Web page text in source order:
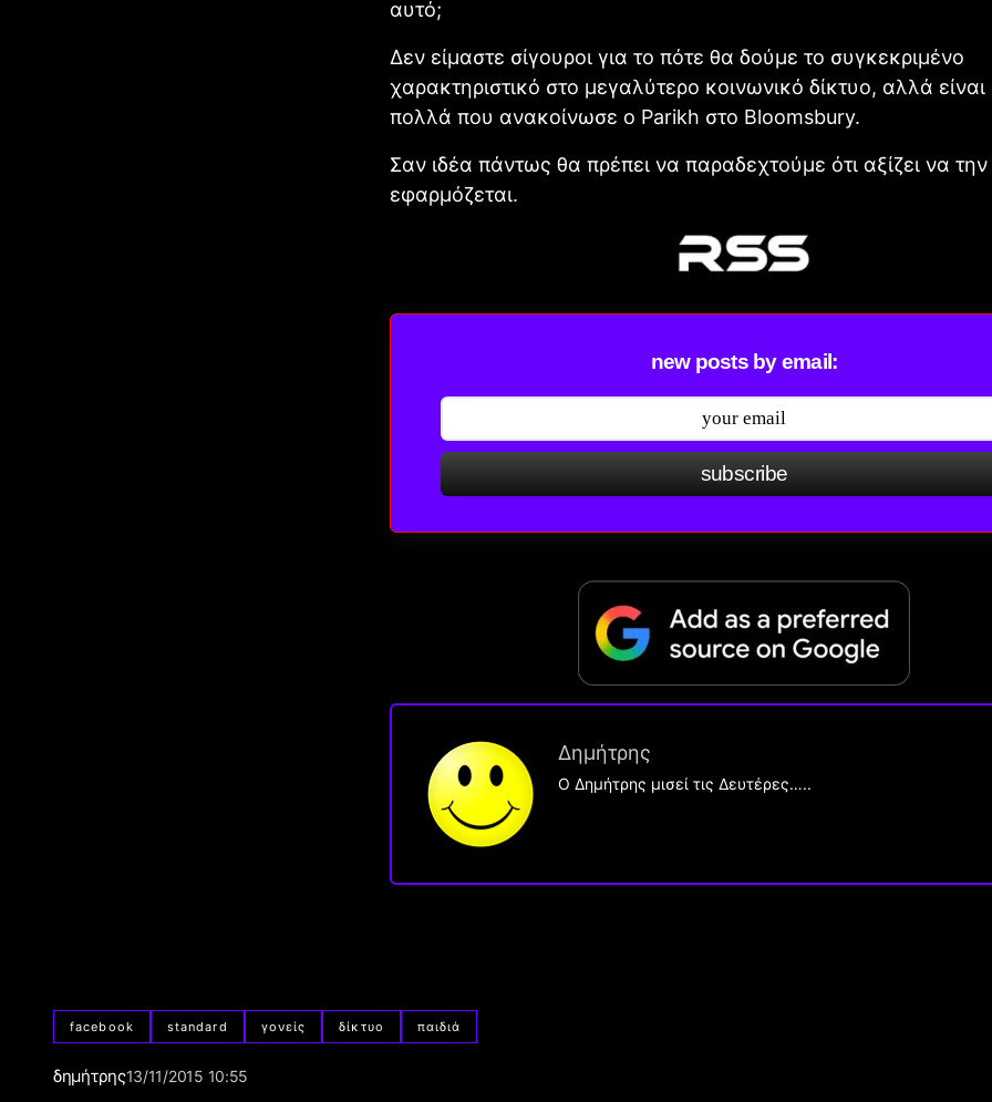
αυτό;
Δεν είμαστε σίγουροι για το πότε θα δούμε το συγκεκριμένο
χαρακτηριστικό στο μεγαλύτερο κοινωνικό δίκτυο, αλλά
πολλά που ανακοίνωσε ο Parikh στο Bloomsbury.
Σαν ιδέα πάντως θα πρέπει να παραδεχτούμε ότι αξίζει να
εφαρμόζεται.
new posts by email:
subscribe
Δημήτρης
O Δημήτρης μισεί τις Δευτέρες…..
facebook standard γονείς δίκτυο παιδιά
δημήτρης13/11/2015 10:55